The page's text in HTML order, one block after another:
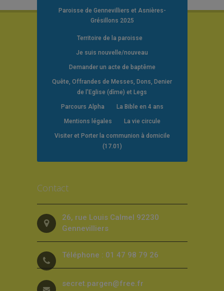
Paroisse de Gennevilliers et Asnières-
Grésillons 2025
Territoire de la paroisse
Je suis nouvelle/nouveau
Demander un acte de baptême
Quête, Offrandes de Messes, Dons, Denier
de l’Eglise (dîme) et Legs
Parcours Alpha La Bible en 4 ans
Mentions légales La vie circule
Visiter et Porter la communion à domicile
(17.01)
Contact
26, rue Louis Calmel 92230
Gennevilliers
Téléphone : 01 47 98 79 26
secret.pargen@free.fr